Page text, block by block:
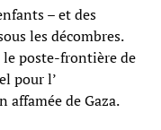
– et des
les décombres.
le poste-frontière de
pour l’
de Gaza.